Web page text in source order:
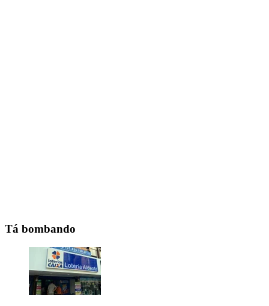
Tá bombando